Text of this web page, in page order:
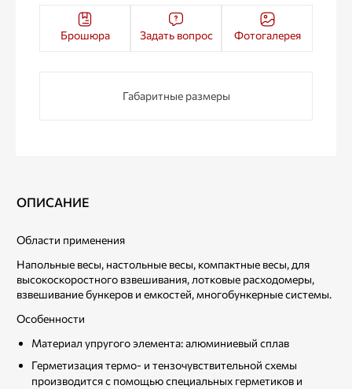
Брошюра Задать вопрос Фотогалерея
Габаритные размеры
ОПИСАНИЕ
Области применения
Напольные весы, настольные весы, компактные весы, для
высокоскоростного взвешивания, лотковые расходомеры,
взвешивание бункеров и емкостей, многобункерные системы.
Особенности
Материал упругого элемента: алюминиевый сплав
Герметизация термо- и тензочувствительной схемы
производится с помощью специальных герметиков и